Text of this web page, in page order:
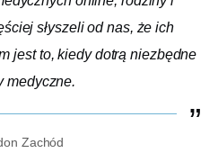
słyszeli od nas, że ich
jest to, kiedy dotrą niezbędne
medyczne.
Zachód